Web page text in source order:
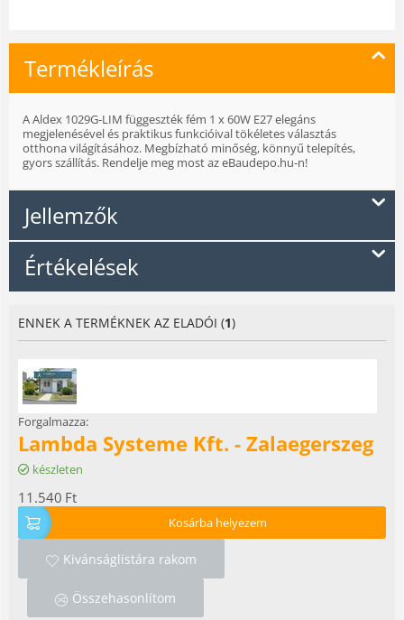
Termékleírás
A Aldex 1029G-LIM függeszték fém 1 x 60W E27 elegáns
megjelenésével és praktikus funkcióival tökéletes választás
otthona világításához. Megbízható minőség, könnyű telepítés,
gyors szállítás. Rendelje meg most az eBaudepo.hu-n!
Jellemzők
Értékelések
ENNEK A TERMÉKNEK AZ ELADÓI (1)
Forgalmazza:
Lambda Systeme Kft. - Zalaegerszeg
készleten
11.540 Ft
Kosárba helyezem
Kivánságlistára rakom
Összehasonlítom